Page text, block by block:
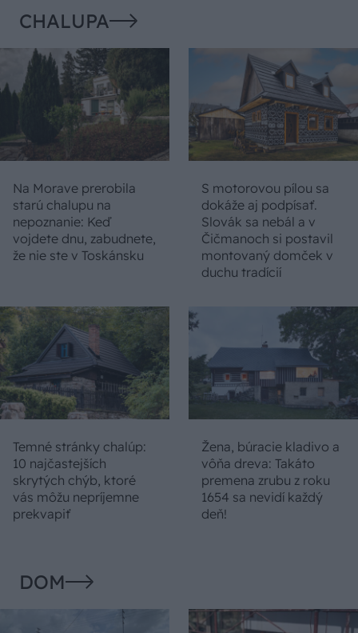
CHALUPA
Na Morave prerobila
starú chalupu na
nepoznanie: Keď
vojdete dnu, zabudnete,
že nie ste v Toskánsku
S motorovou pílou sa
dokáže aj podpísať.
Slovák sa nebál a v
Čičmanoch si postavil
montovaný domček v
duchu tradícií
Temné stránky chalúp:
10 najčastejších
skrytých chýb, ktoré
vás môžu nepríjemne
prekvapiť
Žena, búracie kladivo a
vôňa dreva: Takáto
premena zrubu z roku
1654 sa nevidí každý
deň!
DOM